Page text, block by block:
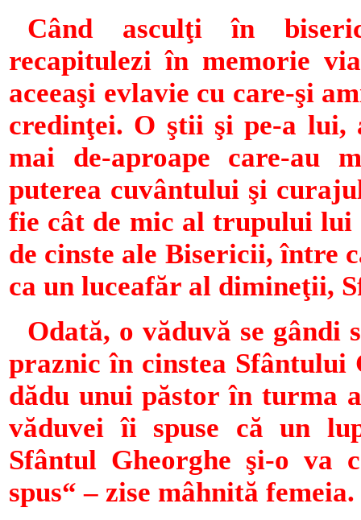
Când asculţi în
recapitulezi în memorie
aceeaşi evlavie cu care-şi
credinţei. O ştii şi pe-a lui,
mai de-a­proape care-au
puterea cuvân­tului şi
fie cât de mic al trupului lui
de cinste ale Bisericii, între
ca un luceafăr al dimineţii,
Odată, o văduvă se gândi
praznic în cinstea Sfân­tului
dădu unui păstor în turma
văduvei îi spuse că un
Sfântul Gheorghe şi-o va
spus“ – zise mâhnită femeia.